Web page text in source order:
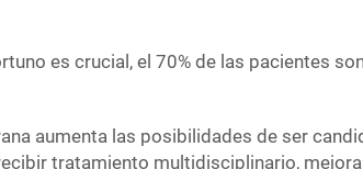
es crucial, el 70% de las pacientes
aumenta las posibilidades de ser
tratamiento multidisciplinario,